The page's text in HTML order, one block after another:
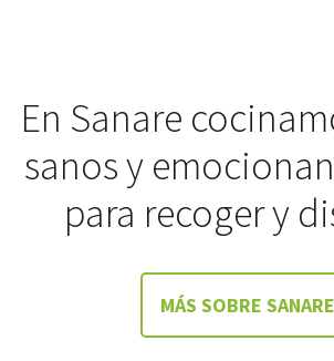
En Sanare
sanos y
para recoger y
MÁS SOBRE SANARE